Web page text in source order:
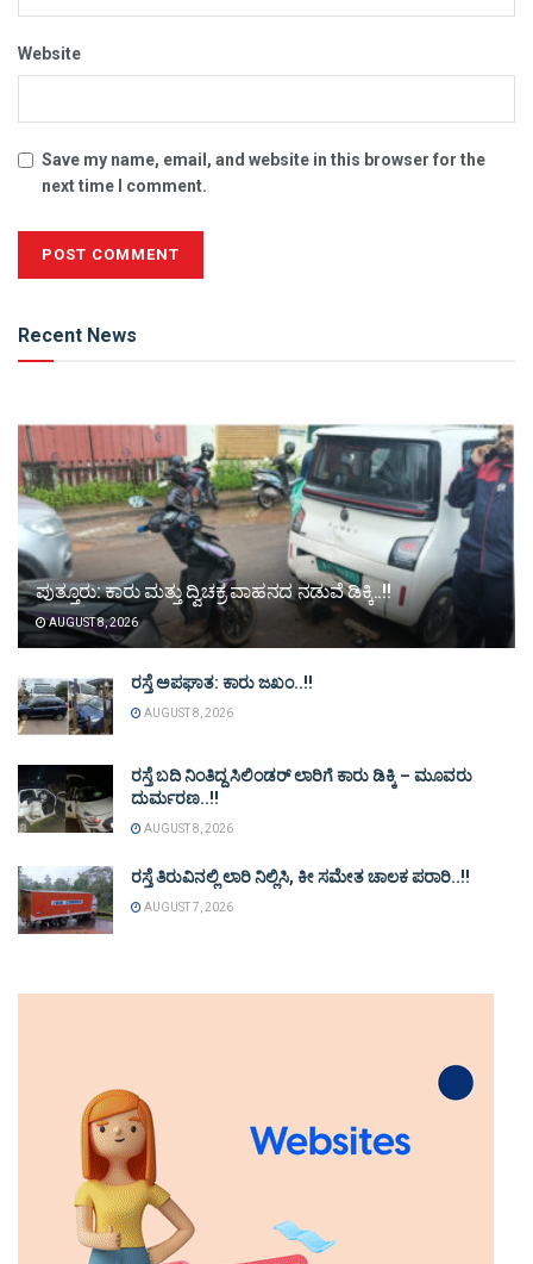
Website
Save my name, email, and website in this browser for the
next time I comment.
Recent News
ಪುತ್ತೂರು: ಕಾರು ಮತ್ತು ದ್ವಿಚಕ್ರ ವಾಹನದ ನಡುವೆ ಡಿಕ್ಕಿ..!!
AUGUST 8, 2026
ರಸ್ತೆ ಅಪಘಾತ: ಕಾರು ಜಖಂ..!!
AUGUST 8, 2026
ರಸ್ತೆ ಬದಿ ನಿಂತಿದ್ದ ಸಿಲಿಂಡರ್ ಲಾರಿಗೆ ಕಾರು ಡಿಕ್ಕಿ – ಮೂವರು
ದುರ್ಮರಣ..!!
AUGUST 8, 2026
ರಸ್ತೆ ತಿರುವಿನಲ್ಲಿ ಲಾರಿ ನಿಲ್ಲಿಸಿ, ಕೀ ಸಮೇತ ಚಾಲಕ ಪರಾರಿ..!!
AUGUST 7, 2026